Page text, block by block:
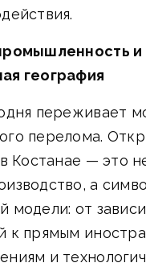
и
география
переживает
перелома.
Костанае — это
а
модели: от
к прямым
и